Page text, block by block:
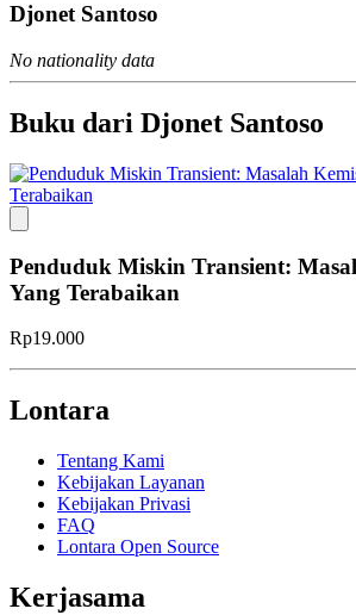
Djonet Santoso
No nationality data
Buku dari Djonet Santoso
Penduduk Miskin Transient:
Yang Terabaikan
Rp19.000
Lontara
Tentang Kami
Kebijakan Layanan
Kebijakan Privasi
FAQ
Lontara Open Source
Kerjasama